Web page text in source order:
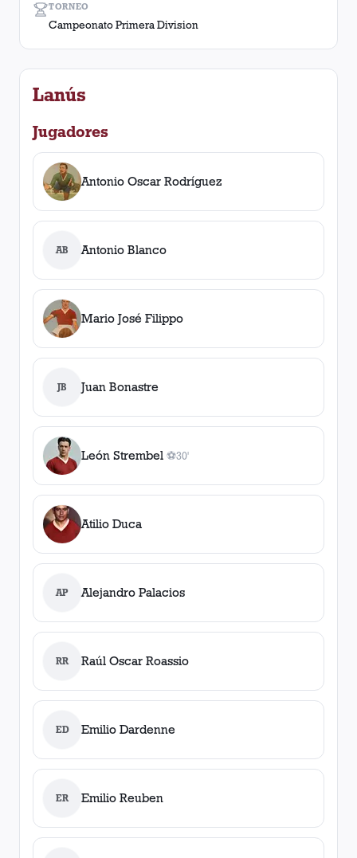
TORNEO
Campeonato Primera Division
Lanús
Jugadores
Antonio Oscar Rodríguez
AB Antonio Blanco
Mario José Filippo
JB Juan Bonastre
León Strembel ⚽
1gol
30'
Atilio Duca
AP Alejandro Palacios
RR Raúl Oscar Roassio
ED Emilio Dardenne
ER Emilio Reuben